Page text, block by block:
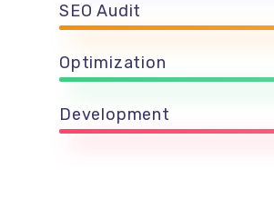
SEO Audit
Optimization
Development